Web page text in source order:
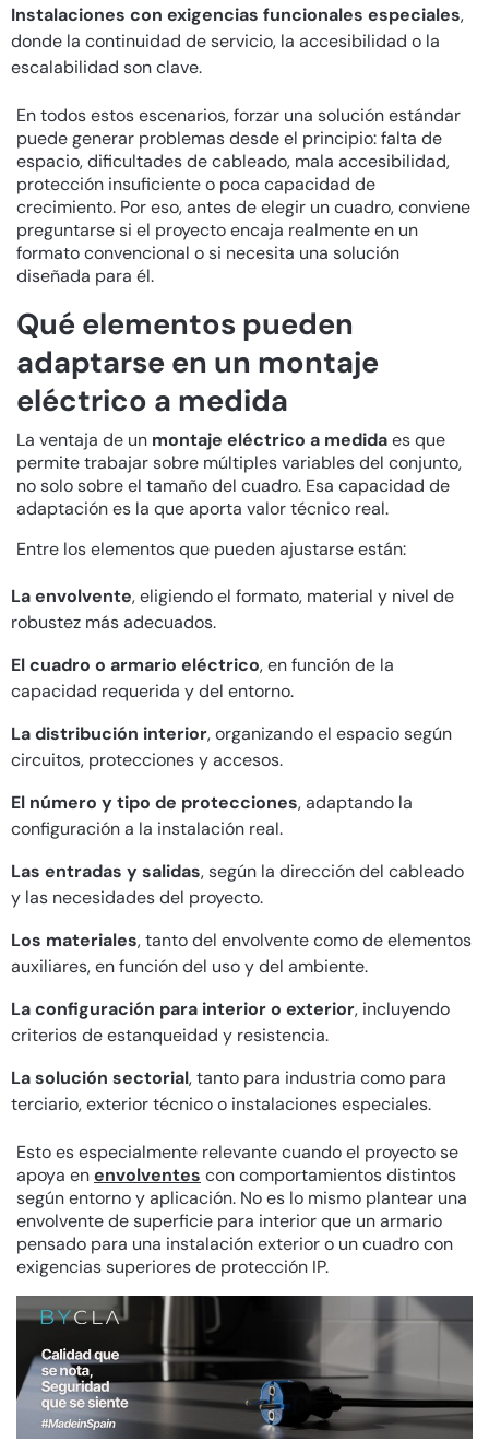
Instalaciones con exigencias funcionales especiales,
donde la continuidad de servicio, la accesibilidad o la
escalabilidad son clave.
En todos estos escenarios, forzar una solución estándar
puede generar problemas desde el principio: falta de
espacio, dificultades de cableado, mala accesibilidad,
protección insuficiente o poca capacidad de
crecimiento. Por eso, antes de elegir un cuadro, conviene
preguntarse si el proyecto encaja realmente en un
formato convencional o si necesita una solución
diseñada para él.
Qué elementos pueden
adaptarse en un montaje
eléctrico a medida
La ventaja de un montaje eléctrico a medidaes que
permite trabajar sobre múltiples variables del conjunto,
no solo sobre el tamaño del cuadro. Esa capacidad de
adaptación es la que aporta valor técnico real.
Entre los elementos que pueden ajustarse están:
La envolvente, eligiendo el formato, material y nivel de
robustez más adecuados.
El cuadro o armario eléctrico, en función de la
capacidad requerida y del entorno.
La distribución interior, organizando el espacio según
circuitos, protecciones y accesos.
El número y tipo de protecciones, adaptando la
configuración a la instalación real.
Las entradas y salidas, según la dirección del cableado
y las necesidades del proyecto.
Los materiales, tanto del envolvente como de elementos
auxiliares, en función del uso y del ambiente.
La configuración para interior o exterior, incluyendo
criterios de estanqueidad y resistencia.
La solución sectorial, tanto para industria como para
terciario, exterior técnico o instalaciones especiales.
Esto es especialmente relevante cuando el proyecto se
apoya enenvolventes con comportamientos distintos
según entorno y aplicación. No es lo mismo plantear una
envolvente de superficie para interior que un armario
pensado para una instalación exterior o un cuadro con
exigencias superiores de protección IP.